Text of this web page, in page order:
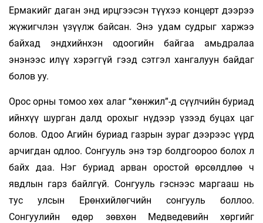
Ермакийг даган энд ирцгээсэн түүхээ концерт дээрээ
жүжигчлэн үзүүлж байсан. Энэ удам судрыг харжээ
байхад эндхийнхэн одоогийн байгаа амьдралаа
энэнээс илүү хэрэггүй гээд сэтгэл хангалуун байдаг
болов уу.
Орос орны томоо хөх алаг “хөнжил”-д сүүлчийн буриад
ийнхүү шурган далд орохыг нүдээр үзээд буцах цаг
болов. Одоо Агийн буриад газрын зураг дээрээс үүрд
арчигдан одлоо. Сонгууль энэ тэр болдгоороо болох л
байх даа. Нэг буриад арван оростой өрсөлдлөө ч
явдлын гарз байлгүй. Сонгууль гэснээс маргааш нь
тус улсын Ерөнхийлөгчийн сонгууль боллоо.
Сонгуулийн өдөр зөвхөн Медведевийн хөргийг